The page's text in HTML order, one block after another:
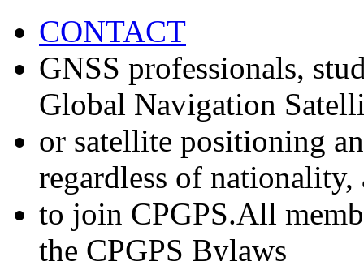
CONTACT
GNSS professionals,
Global Navigation
or satellite positioning
regardless of nationality,
to join CPGPS.All
the CPGPS Bylaws